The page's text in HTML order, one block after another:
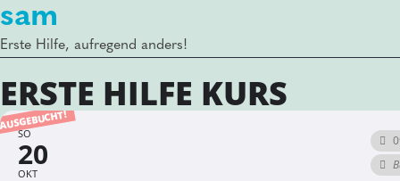
sam
Erste Hilfe, aufregend anders!
ERSTE HILFE KURS
SO
20
OKT